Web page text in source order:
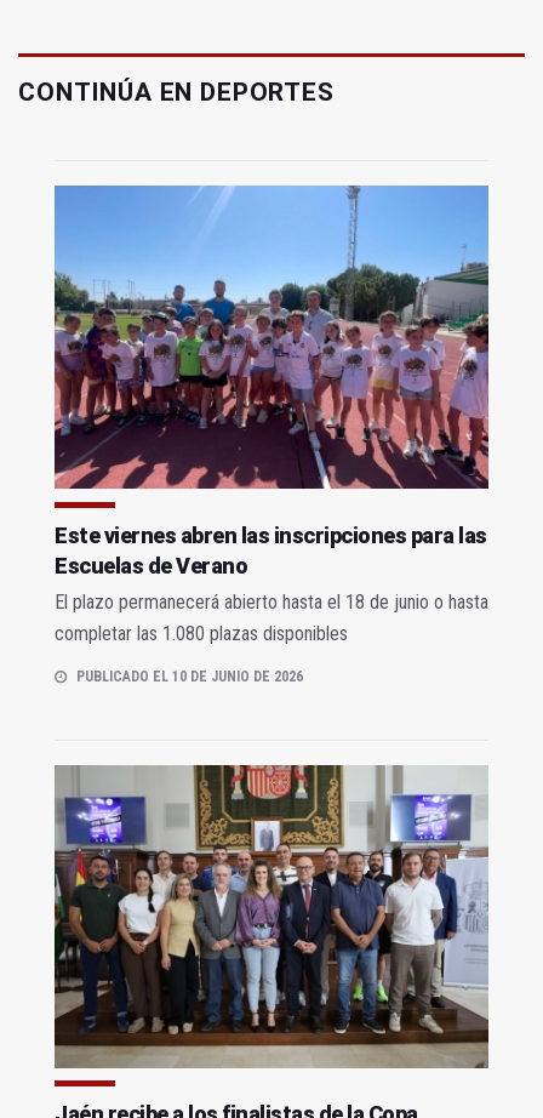
CONTINÚA EN DEPORTES
Este viernes abren las inscripciones para las
Escuelas de Verano
El plazo permanecerá abierto hasta el 18 de junio o hasta
completar las 1.080 plazas disponibles
PUBLICADO EL 10 DE JUNIO DE 2026